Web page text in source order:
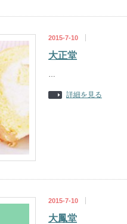
2015-7-10
大正堂
…
詳細を見る
2015-7-10
大鳳堂